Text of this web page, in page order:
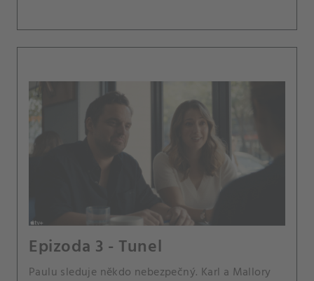
Epizoda 3 - Tunel
Paulu sleduje někdo nebezpečný. Karl a Mallory